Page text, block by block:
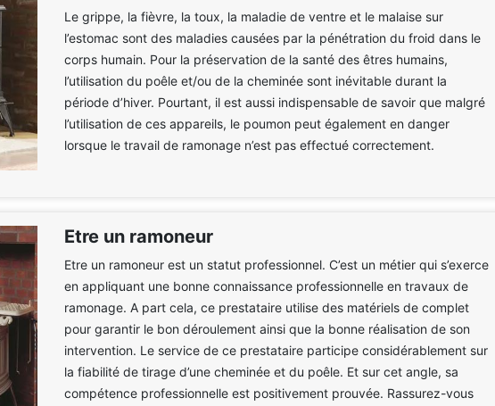
Le grippe, la fièvre, la toux, la maladie de ventre et le malaise sur
l’estomac sont des maladies causées par la pénétration du froid dans le
corps humain. Pour la préservation de la santé des êtres humains,
l’utilisation du poêle et/ou de la cheminée sont inévitable durant la
période d’hiver. Pourtant, il est aussi indispensable de savoir que malgré
l’utilisation de ces appareils, le poumon peut également en danger
lorsque le travail de ramonage n’est pas effectué correctement.
Etre un ramoneur
Etre un ramoneur est un statut professionnel. C’est un métier qui s’exerce
en appliquant une bonne connaissance professionnelle en travaux de
ramonage. A part cela, ce prestataire utilise des matériels de complet
pour garantir le bon déroulement ainsi que la bonne réalisation de son
intervention. Le service de ce prestataire participe considérablement sur
la fiabilité de tirage d’une cheminée et du poêle. Et sur cet angle, sa
compétence professionnelle est positivement prouvée. Rassurez-vous